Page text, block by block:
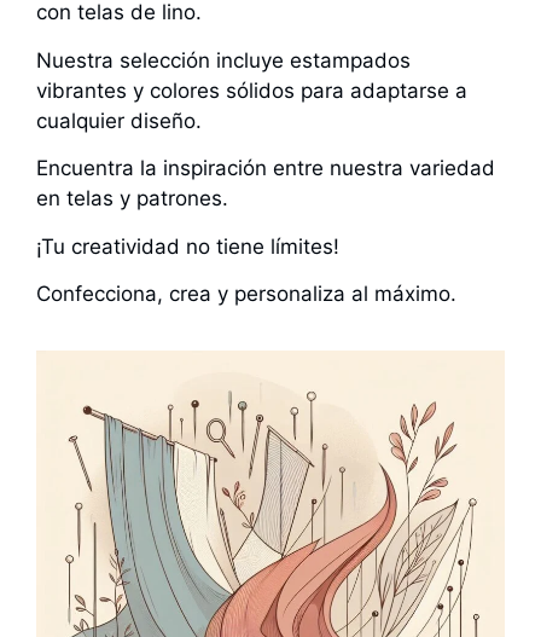
con telas de lino.
Nuestra selección incluye estampados
vibrantes y colores sólidos para adaptarse a
cualquier diseño.
Encuentra la inspiración entre nuestra variedad
en telas y patrones.
¡Tu creatividad no tiene límites!
Confecciona, crea y personaliza al máximo.